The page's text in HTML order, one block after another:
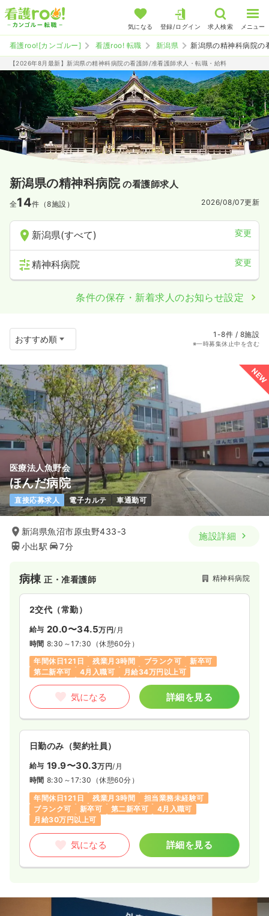
気になる 登録/ログイン 求人検索 メニュー
看護roo![カンゴルー] 看護roo! 転職 新潟県 新潟県の精神科病院の
【2026年8月最新】新潟県の精神科病院の看護師/准看護師求人・転職・給料
新潟県の精神科病院 の看護師求人
全14件（8施設） 2026/08/07更新
新潟県(すべて) 変更
精神科病院 変更
条件の保存・新着求人のお知らせ設定
1-8件 / 8施設
※一時募集休止中を含む
NEW
医療法人魚野会
ほんだ病院
直接応募求人 電子カルテ 車通勤可
新潟県魚沼市原虫野433-3
小出駅
7分
施設詳細
病棟正・准看護師 精神科病院
2交代（常勤）
給与 20.0〜34.5万円/月
時間 8:30～17:30 （休憩60分）
年間休日121日
残業月3時間 ブランク可
新卒可
第二新卒可
4月入職可 月給34万円以上可
気になる 詳細を見る
日勤のみ（契約社員）
給与 19.9〜30.3万円/月
時間 8:30～17:30 （休憩60分）
年間休日121日
残業月3時間
担当業務未経験可
ブランク可
新卒可 第二新卒可
4月入職可
月給30万円以上可
気になる 詳細を見る